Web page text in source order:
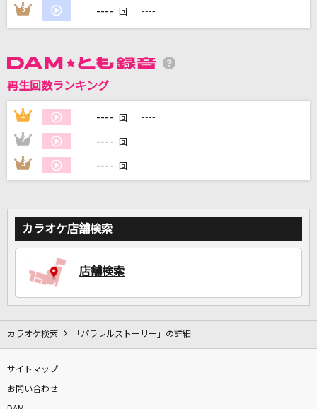
カラオケ最新情報をチェック！
3 ---- 回 ----
再生回数ランキング
1 ---- 回 ----
2 ---- 回 ----
3 ---- 回 ----
カラオケ店舗検索
店舗検索
カラオケ検索 「パラレルストーリー」の詳細
サイトマップ
お問い合わせ